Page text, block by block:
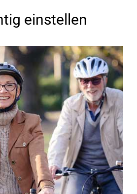
einstellen